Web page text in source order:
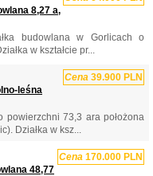
8,27 a,
budowlana w Gorlicach o
w kształcie pr...
Cena 39.900 PLN
leśna
powierzchni 73,3 ara położona
Działka w ksz...
Cena 170.000 PLN
48,77